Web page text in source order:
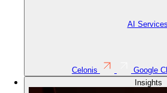
AI Services
Celonis Google
Insights